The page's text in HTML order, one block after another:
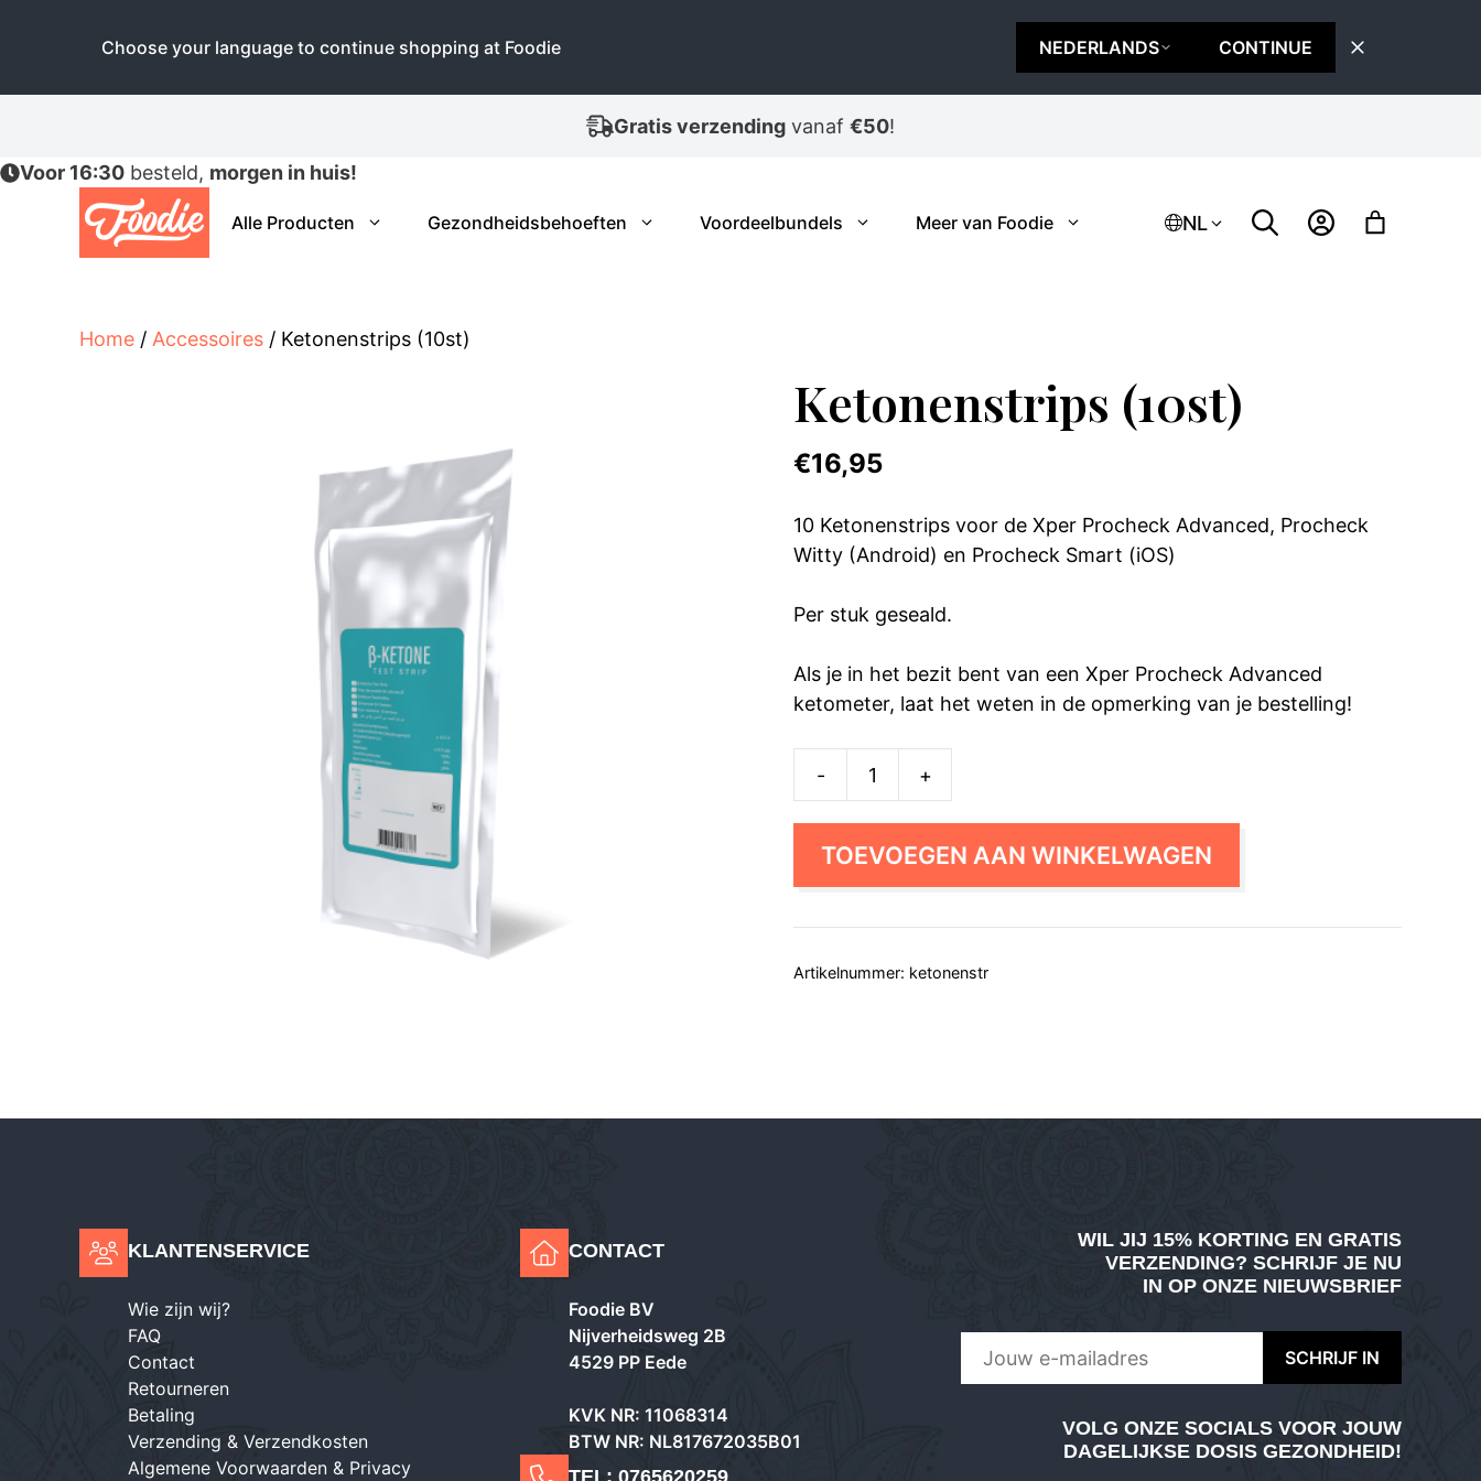
Choose your language to continue shopping at Foodie NEDERLANDS CONTINUE
de
Wegens drukte bij PostNL, vertraagde levering!
Voor 16:30 besteld, morgen in huis!
Alle Producten Gezondheidsbehoeften Voordeelbundels Meer van Foodie NL
Home / Accessoires / Ketonenstrips (10st)
Ketonenstrips (10st)
€16,95
10 Ketonenstrips voor de Xper Procheck Advanced, Procheck
Witty (Android) en Procheck Smart (iOS)
Per stuk geseald.
Als je in het bezit bent van een Xper Procheck Advanced
ketometer, laat het weten in de opmerking van je bestelling!
-
Ketonenstrips
(10st)
aantal
+
TOEVOEGEN AAN WINKELWAGEN
Artikelnummer: ketonenstr
KLANTENSERVICE
Wie zijn wij?
FAQ
Contact
Retourneren
Betaling
Verzending & Verzendkosten
Algemene Voorwaarden & Privacy
CONTACT
Foodie BV
Nijverheidsweg 2B
4529 PP Eede
KVK NR: 11068314
BTW NR: NL817672035B01
TEL: 0765620259
WIL JIJ 15% KORTING EN GRATIS
VERZENDING? SCHRIJF JE NU
IN OP ONZE NIEUWSBRIEF
VOLG ONZE SOCIALS VOOR JOUW
DAGELIJKSE DOSIS GEZONDHEID!